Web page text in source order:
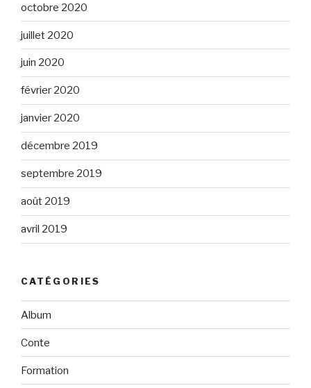
octobre 2020
juillet 2020
juin 2020
février 2020
janvier 2020
décembre 2019
septembre 2019
août 2019
avril 2019
CATÉGORIES
Album
Conte
Formation